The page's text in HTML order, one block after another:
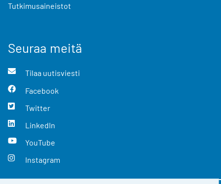
Tutkimusaineistot
Seuraa meitä
Tilaa uutisviesti
Facebook
Twitter
LinkedIn
YouTube
Instagram